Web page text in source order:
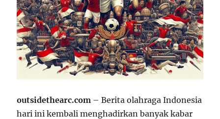
outsidethearc.com – Berita olahraga Indonesia
hari ini kembali menghadirkan banyak kabar